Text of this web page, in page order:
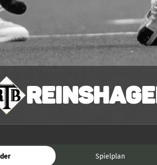
Spielplan